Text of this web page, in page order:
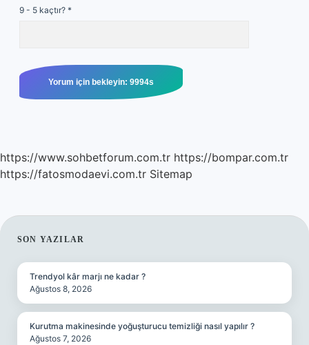
9 - 5 kaçtır? *
https://www.sohbetforum.com.tr https://bompar.com.tr
https://fatosmodaevi.com.tr Sitemap
SIDEBAR
SON YAZILAR
Trendyol kâr marjı ne kadar ?
Ağustos 8, 2026
Kurutma makinesinde yoğuşturucu temizliği nasıl yapılır ?
Ağustos 7, 2026